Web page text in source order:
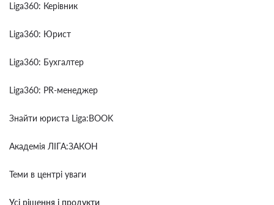
Liga360: Керівник
Liga360: Юрист
Liga360: Бухгалтер
Liga360: PR-менеджер
Знайти юриста Liga:BOOK
Академія ЛІГА:ЗАКОН
Теми в центрі уваги
Усі рішення і продукти